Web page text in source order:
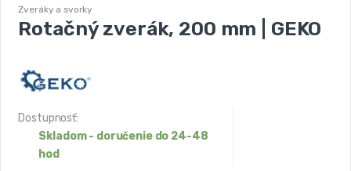
Zveráky a svorky
Rotačný zverák, 200 mm | GEKO
Dostupnosť:
Skladom - doručenie do 24-48
hod